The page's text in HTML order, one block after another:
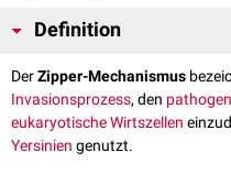
Definition
DerZipper-Mechanismus
Invasionsprozess, den
eukaryotischeWirtszellen
Yersinien genutzt.